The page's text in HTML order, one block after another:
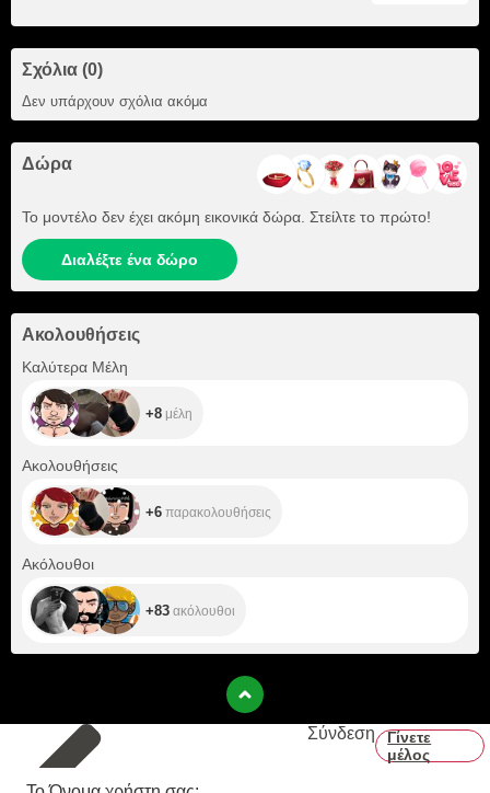
Σχόλια (0)
Δεν υπάρχουν σχόλια ακόμα
Δώρα
Το μοντέλο δεν έχει ακόμη εικονικά δώρα. Στείλτε το πρώτο!
Διαλέξτε ένα δώρο
Ακολουθήσεις
Καλύτερα Μέλη
+8 μέλη
Ακολουθήσεις
+6 παρακολουθήσεις
Ακόλουθοι
+83 ακόλουθοι
Σύνδεση
Γίνετε
μέλος